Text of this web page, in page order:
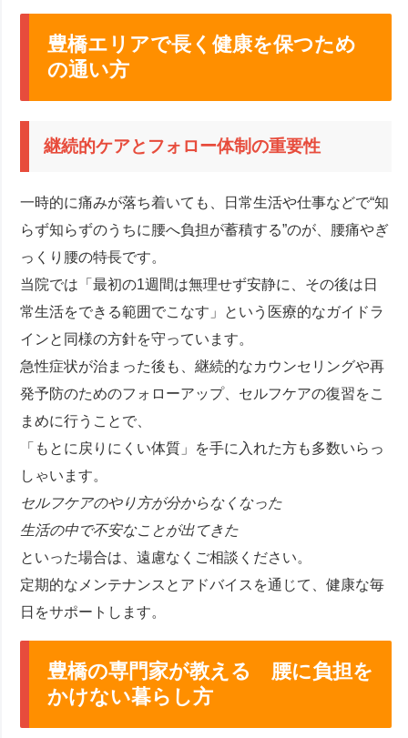
豊橋エリアで長く健康を保つため
の通い方
継続的ケアとフォロー体制の重要性
一時的に痛みが落ち着いても、日常生活や仕事などで“知
らず知らずのうちに腰へ負担が蓄積する”のが、腰痛やぎ
っくり腰の特長です。
当院では「最初の1週間は無理せず安静に、その後は日
常生活をできる範囲でこなす」という医療的なガイドラ
インと同様の方針を守っています。
急性症状が治まった後も、継続的なカウンセリングや再
発予防のためのフォローアップ、セルフケアの復習をこ
まめに行うことで、
「もとに戻りにくい体質」を手に入れた方も多数いらっ
しゃいます。
セルフケアのやり方が分からなくなった
生活の中で不安なことが出てきた
といった場合は、遠慮なくご相談ください。
定期的なメンテナンスとアドバイスを通じて、健康な毎
日をサポートします。
豊橋の専門家が教える 腰に負担を
かけない暮らし方